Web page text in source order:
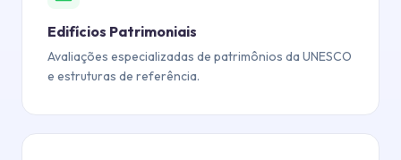
Edifícios Patrimoniais
Avaliações especializadas de patrimônios da UNESCO
e estruturas de referência.